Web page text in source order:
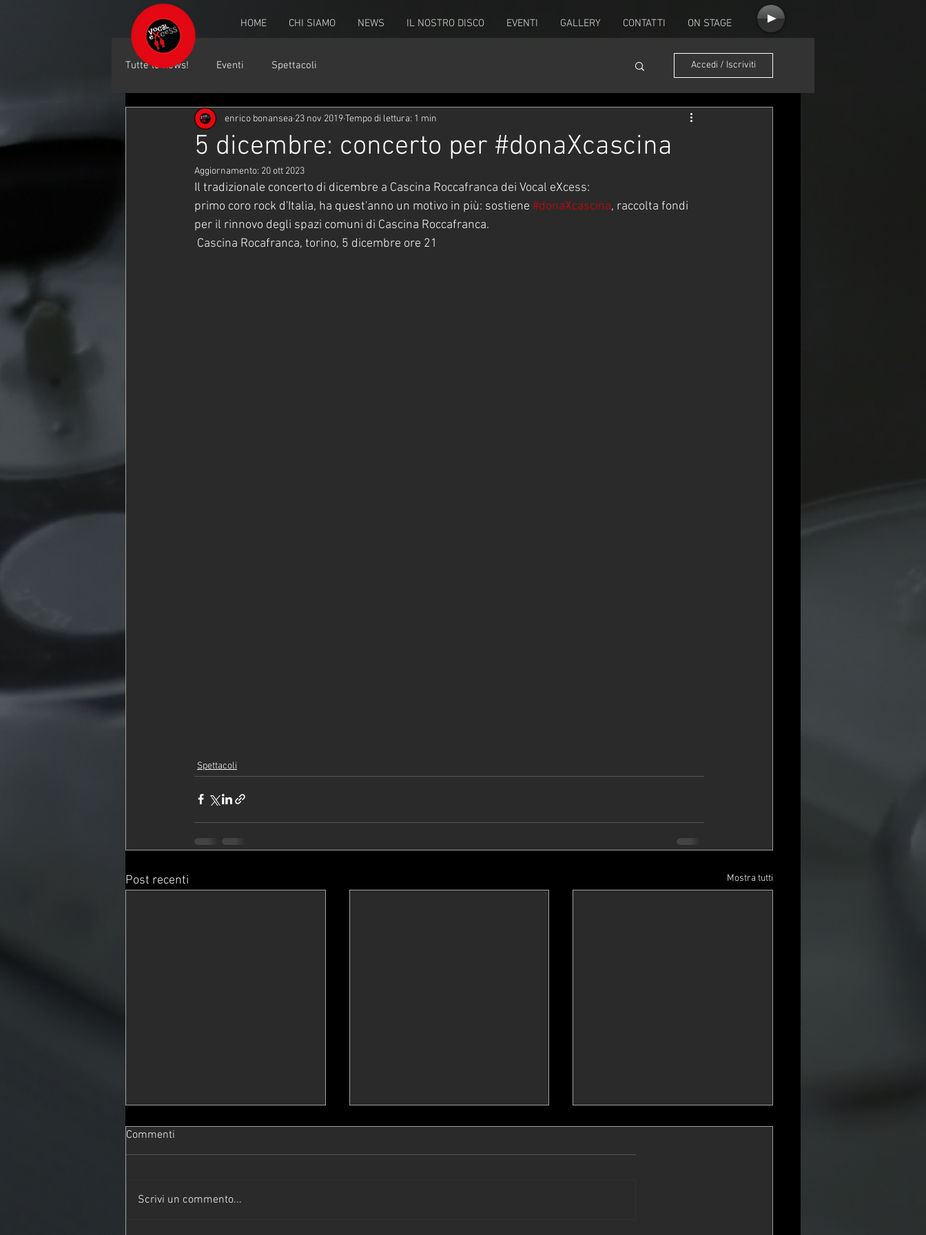
HOME CHI SIAMO NEWS IL NOSTRO DISCO EVENTI GALLERY CONTATTI ON STAGE
Tutte le news! Eventi Spettacoli Accedi / Iscriviti
5 dicembre: concerto per #donaXcascina
enrico bonansea 23 nov 2019Tempo di lettura: 1 min
Aggiornamento: 20 ott 2023
Il tradizionale concerto di dicembre a Cascina Roccafranca dei Vocal eXcess:
primo coro rock d'Italia, ha quest'anno un motivo in più: sostiene #donaXcascina, raccolta fondi
per il rinnovo degli spazi comuni di Cascina Roccafranca.
Cascina Rocafranca, torino, 5 dicembre ore 21
Spettacoli
Post recenti Mostra tutti
Commenti
Scrivi un commento...